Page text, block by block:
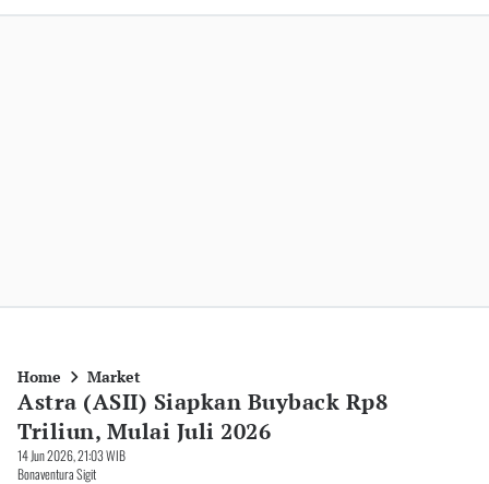
Home Market
Astra (ASII) Siapkan Buyback Rp8
Triliun, Mulai Juli 2026
14 Jun 2026, 21:03 WIB
Bonaventura Sigit